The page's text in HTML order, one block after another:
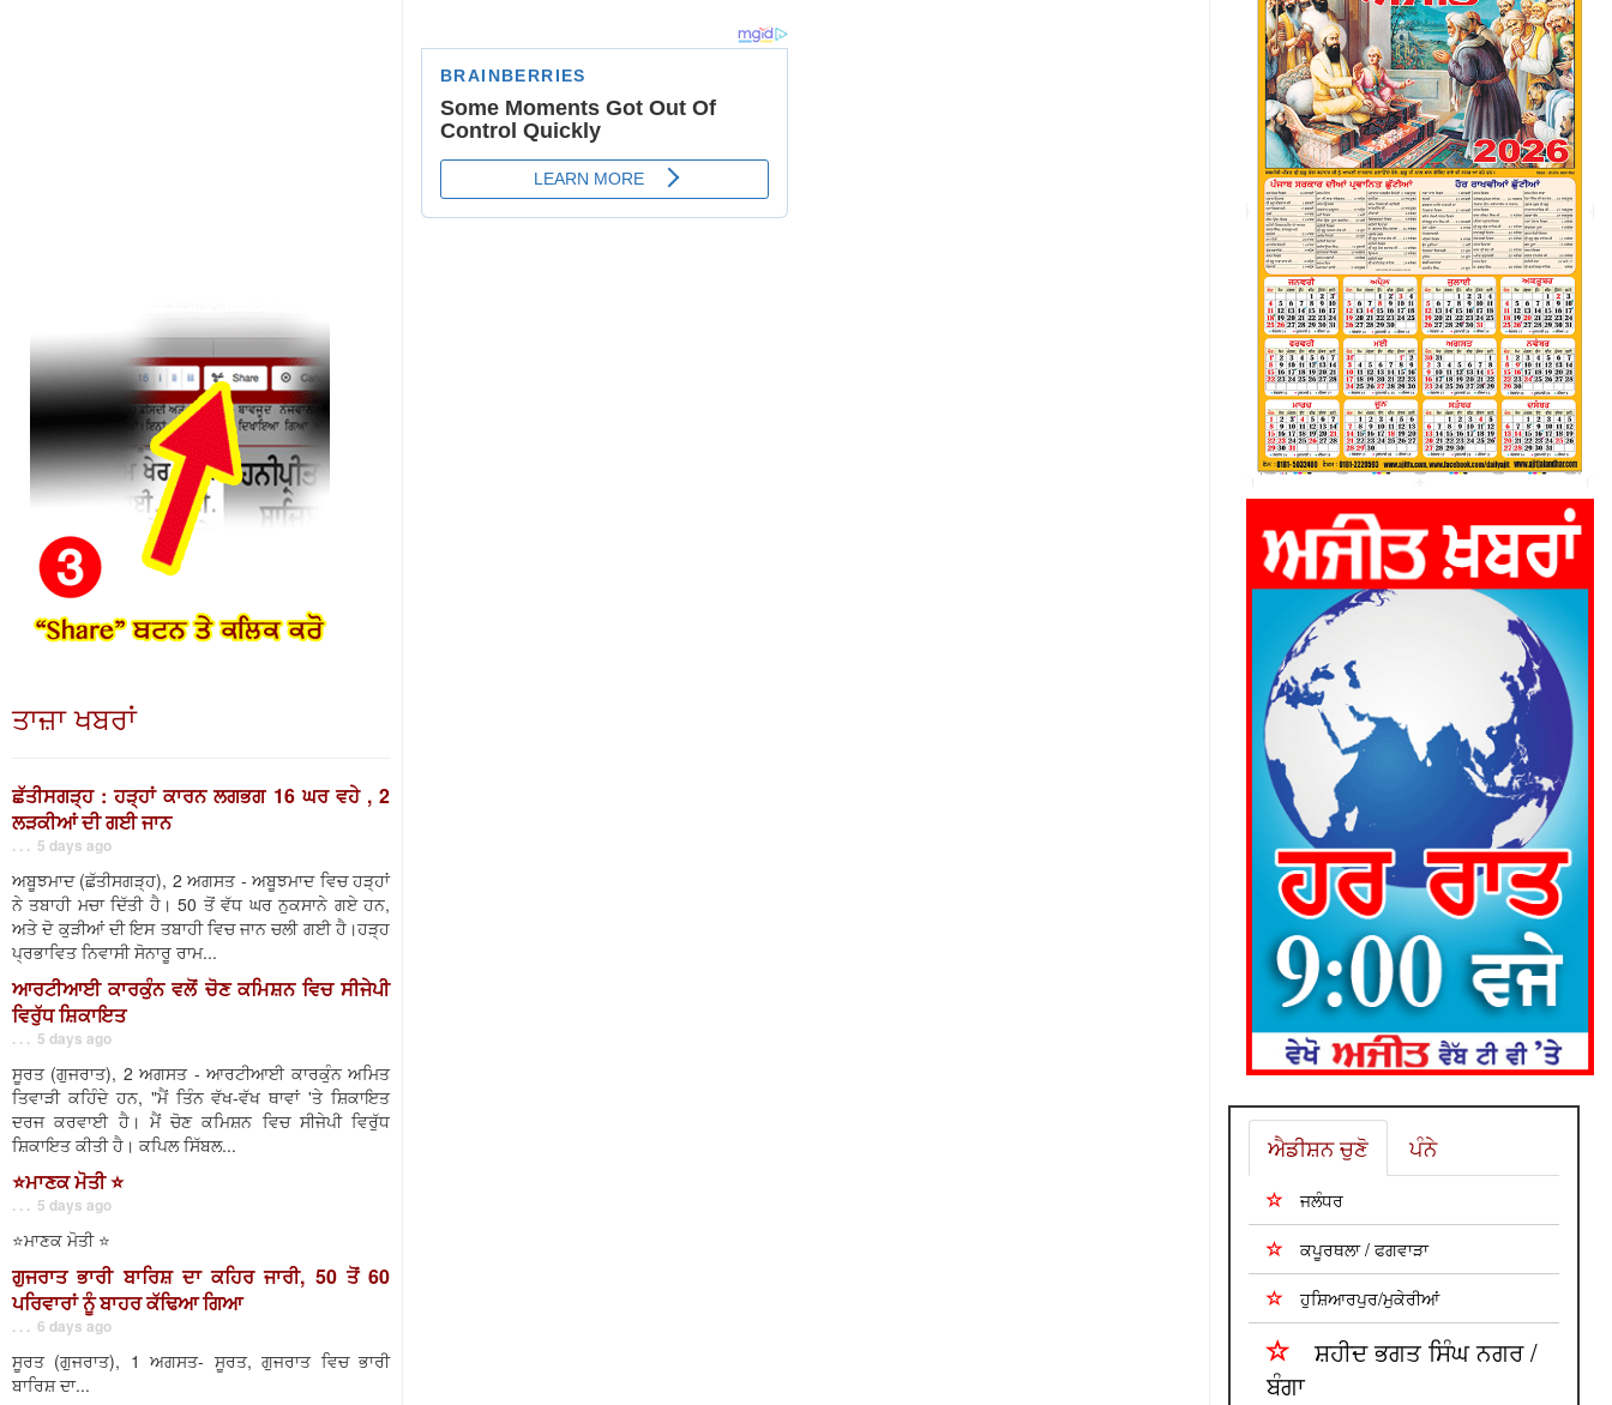
ਤਾਜ਼ਾ ਖਬਰਾਂ
ਛੱਤੀਸਗੜ੍ਹ : ਹੜ੍ਹਾਂ ਕਾਰਨ ਲਗਭਗ 16 ਘਰ ਵਹੇ , 2
ਲੜਕੀਆਂ ਦੀ ਗਈ ਜਾਨ
. . . 5 days ago
ਅਬੂਝਮਾਦ (ਛੱਤੀਸਗੜ੍ਹ), 2 ਅਗਸਤ - ਅਬੂਝਮਾਦ ਵਿਚ ਹੜ੍ਹਾਂ
ਨੇ ਤਬਾਹੀ ਮਚਾ ਦਿੱਤੀ ਹੈ। 50 ਤੋਂ ਵੱਧ ਘਰ ਨੁਕਸਾਨੇ ਗਏ ਹਨ,
ਅਤੇ ਦੋ ਕੁੜੀਆਂ ਦੀ ਇਸ ਤਬਾਹੀ ਵਿਚ ਜਾਨ ਚਲੀ ਗਈ ਹੈ।ਹੜ੍ਹ
ਪ੍ਰਭਾਵਿਤ ਨਿਵਾਸੀ ਸੋਨਾਰੂ ਰਾਮ...
ਆਰਟੀਆਈ ਕਾਰਕੁੰਨ ਵਲੋਂ ਚੋਣ ਕਮਿਸ਼ਨ ਵਿਚ ਸੀਜੇਪੀ
ਵਿਰੁੱਧ ਸ਼ਿਕਾਇਤ
. . . 5 days ago
ਸੂਰਤ (ਗੁਜਰਾਤ), 2 ਅਗਸਤ - ਆਰਟੀਆਈ ਕਾਰਕੁੰਨ ਅਮਿਤ
ਤਿਵਾੜੀ ਕਹਿੰਦੇ ਹਨ, "ਮੈਂ ਤਿੰਨ ਵੱਖ-ਵੱਖ ਥਾਵਾਂ 'ਤੇ ਸ਼ਿਕਾਇਤ
ਦਰਜ ਕਰਵਾਈ ਹੈ। ਮੈਂ ਚੋਣ ਕਮਿਸ਼ਨ ਵਿਚ ਸੀਜੇਪੀ ਵਿਰੁੱਧ
ਸ਼ਿਕਾਇਤ ਕੀਤੀ ਹੈ। ਕਪਿਲ ਸਿੱਬਲ...
⭐️ਮਾਣਕ ਮੋਤੀ ⭐️
. . . 5 days ago
⭐️ਮਾਣਕ ਮੋਤੀ ⭐️
ਗੁਜਰਾਤ ਭਾਰੀ ਬਾਰਿਸ਼ ਦਾ ਕਹਿਰ ਜਾਰੀ, 50 ਤੋਂ 60
ਪਰਿਵਾਰਾਂ ਨੂੰ ਬਾਹਰ ਕੱਢਿਆ ਗਿਆ
. . . 6 days ago
ਸੂਰਤ (ਗੁਜਰਾਤ), 1 ਅਗਸਤ- ਸੂਰਤ, ਗੁਜਰਾਤ ਵਿਚ ਭਾਰੀ
ਬਾਰਿਸ਼ ਦਾ...
ਐਡੀਸ਼ਨ ਚੁਣੋ ਪੰਨੇ
ਜਲੰਧਰ
ਕਪੂਰਥਲਾ / ਫਗਵਾੜਾ
ਹੁਸ਼ਿਆਰਪੁਰ/ਮੁਕੇਰੀਆਂ
ਸ਼ਹੀਦ ਭਗਤ ਸਿੰਘ ਨਗਰ /
ਬੰਗਾ